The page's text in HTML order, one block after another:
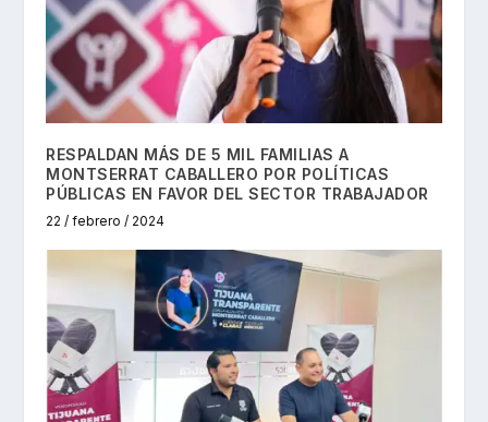
RESPALDAN MÁS DE 5 MIL FAMILIAS A
MONTSERRAT CABALLERO POR POLÍTICAS
PÚBLICAS EN FAVOR DEL SECTOR TRABAJADOR
22 / febrero / 2024